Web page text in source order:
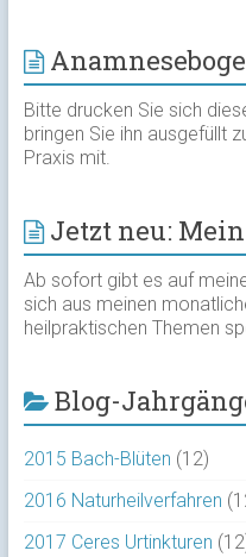
Bitte drucken Sie sich
bringen Sie ihn ausgefüllt
Praxis mit.
Jetzt neu:
Ab sofort gibt es auf
sich aus meinen
heilpraktischen Themen
Blog-
2015 Bach-Blüten (12)
2016 Naturheilverfahren
2017 Ceres Urtinkturen